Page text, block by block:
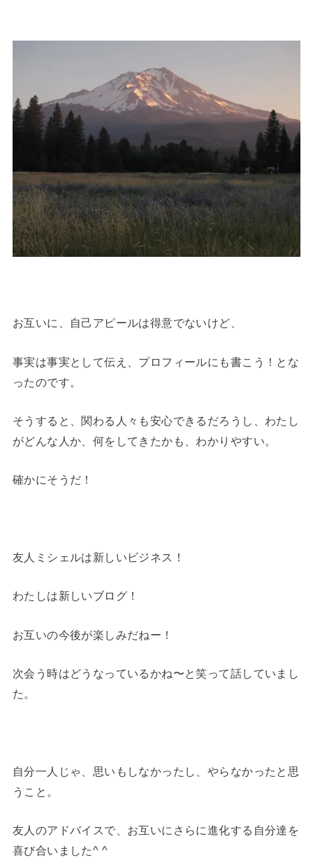
お互いに、自己アピールは得意でないけど、
事実は事実として伝え、プロフィールにも書こう！とな
ったのです。
そうすると、関わる人々も安心できるだろうし、わたし
がどんな人か、何をしてきたかも、わかりやすい。
確かにそうだ！
友人ミシェルは新しいビジネス！
わたしは新しいブログ！
お互いの今後が楽しみだねー！
次会う時はどうなっているかね〜と笑って話していまし
た。
自分一人じゃ、思いもしなかったし、やらなかったと思
うこと。
友人のアドバイスで、お互いにさらに進化する自分達を
喜び合いました^ ^